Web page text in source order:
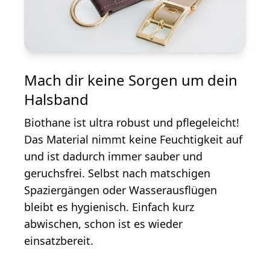
Mach dir keine Sorgen um dein
Halsband
Biothane ist ultra robust und pflegeleicht!
Das Material nimmt keine Feuchtigkeit auf
und ist dadurch immer sauber und
geruchsfrei. Selbst nach matschigen
Spaziergängen oder Wasserausflügen
bleibt es hygienisch. Einfach kurz
abwischen, schon ist es wieder
einsatzbereit.